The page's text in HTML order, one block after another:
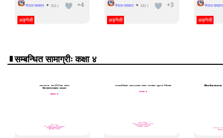
नेपाल सरकार 331 | +4
अङ्गेजी
नेपाल सरकार 331 | +3
अङ्गेजी
नेपाल सरकार
अङ्गेजी
सम्बन्धित सामाग्रीः कक्षा ४